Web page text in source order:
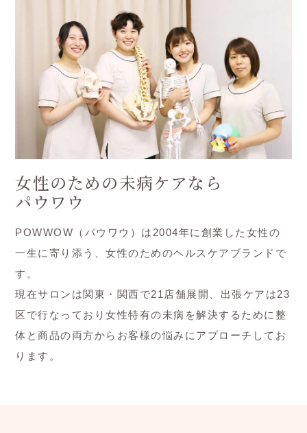
女性のための未病ケアなら
パウワウ
POWWOW（パウワウ）は2004年に創業した女性の
一生に寄り添う、女性のためのヘルスケアブランドで
す。
現在サロンは関東・関西で21店舗展開、出張ケアは23
区で行なっており女性特有の未病を解決するために整
体と商品の両方からお客様の悩みにアプローチしてお
ります。